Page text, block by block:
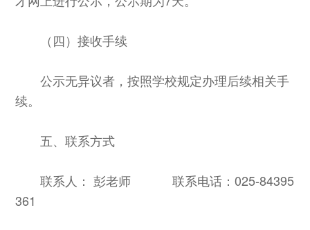
（四）接收手续
公示无异议者，按照学校规定办理后续相关手
续。
五、联系方式
联系人： 彭老师 联系电话：025-84395
361